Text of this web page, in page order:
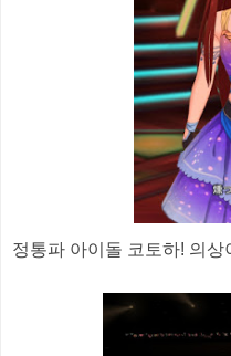
정통파 아이돌 코토하! 의상